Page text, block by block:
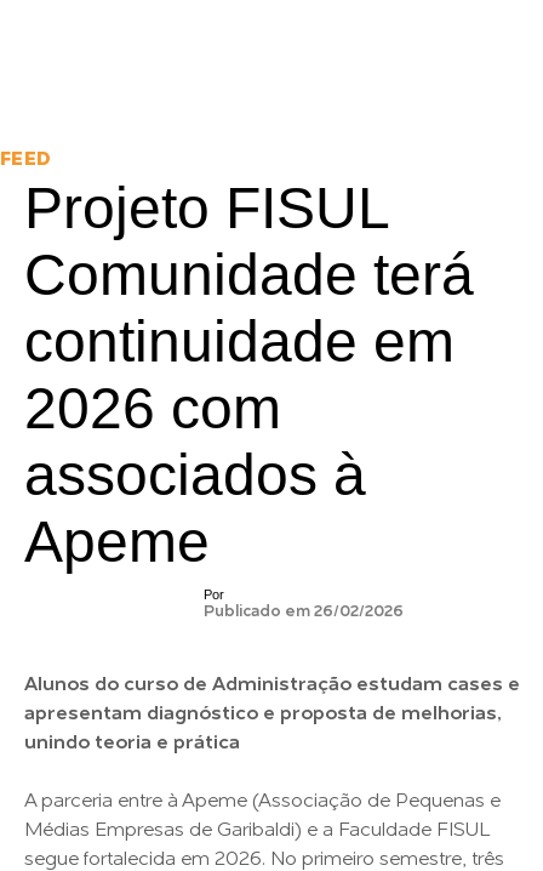
FEED
Projeto FISUL
Comunidade terá
continuidade em
2026 com
associados à
Apeme
Por
Publicado em 26/02/2026
Alunos do curso de Administração estudam cases e
apresentam diagnóstico e proposta de melhorias,
unindo teoria e prática
A parceria entre à Apeme (Associação de Pequenas e
Médias Empresas de Garibaldi) e a Faculdade FISUL
segue fortalecida em 2026. No primeiro semestre, três